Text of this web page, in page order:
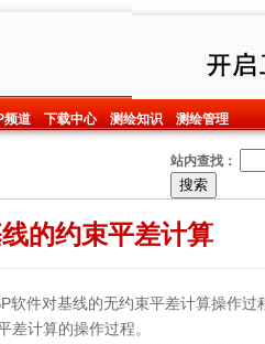
频道 下载中心 测绘知识 测绘管理
站内查找：
的约束平差计算
软件对基线的无约束平差计算操作
计算的操作过程。